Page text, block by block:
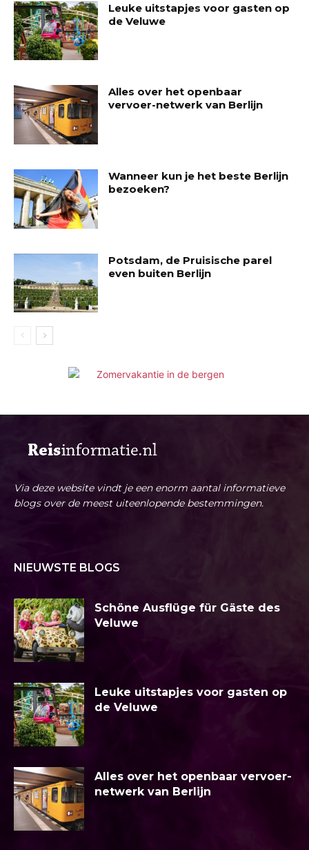
Leuke uitstapjes voor gasten op
de Veluwe
Alles over het openbaar
vervoer-netwerk van Berlijn
Wanneer kun je het beste Berlijn
bezoeken?
Potsdam, de Pruisische parel
even buiten Berlijn
Via deze website vindt je een enorm aantal informatieve
blogs over de meest uiteenlopende bestemmingen.
NIEUWSTE BLOGS
Schöne Ausflüge für Gäste des
Veluwe
Leuke uitstapjes voor gasten op
de Veluwe
Alles over het openbaar vervoer-
netwerk van Berlijn